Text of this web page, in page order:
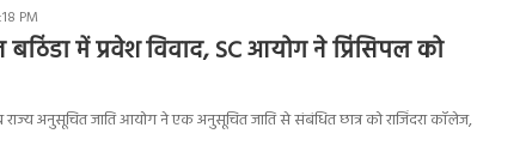
PM
में प्रवेश विवाद, SC आयोग ने प्रिंसिपल को
अनुसूचित जाति आयोग ने एक अनुसूचित जाति से संबंधित छात्र को राजिंदरा कॉलेज,